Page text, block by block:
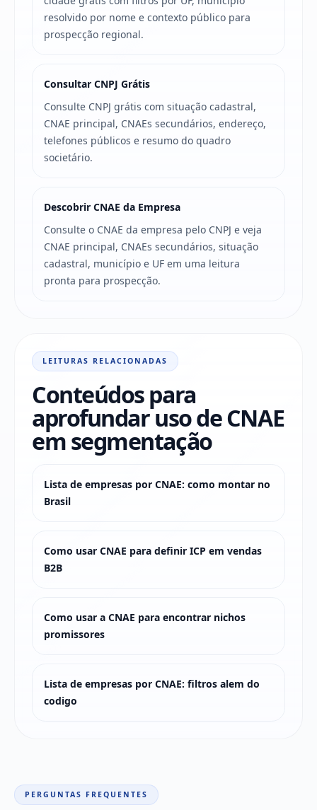
resolvido por nome e contexto público para
prospecção regional.
Consultar CNPJ Grátis
Consulte CNPJ grátis com situação cadastral,
CNAE principal, CNAEs secundários, endereço,
telefones públicos e resumo do quadro
societário.
Descobrir CNAE da Empresa
Consulte o CNAE da empresa pelo CNPJ e veja
CNAE principal, CNAEs secundários, situação
cadastral, município e UF em uma leitura
pronta para prospecção.
LEITURAS RELACIONADAS
Conteúdos para
aprofundar uso de CNAE
em segmentação
Lista de empresas por CNAE: como montar no
Brasil
Como usar CNAE para definir ICP em vendas
B2B
Como usar a CNAE para encontrar nichos
promissores
Lista de empresas por CNAE: filtros alem do
codigo
PERGUNTAS FREQUENTES